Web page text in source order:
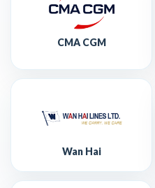
CMA CGM
Wan Hai